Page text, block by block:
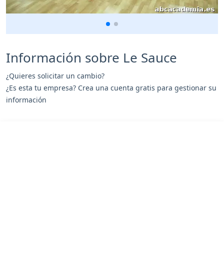
Información sobre Le Sauce
¿Quieres solicitar un cambio?
¿Es esta tu empresa? Crea una cuenta gratis para gestionar su
información